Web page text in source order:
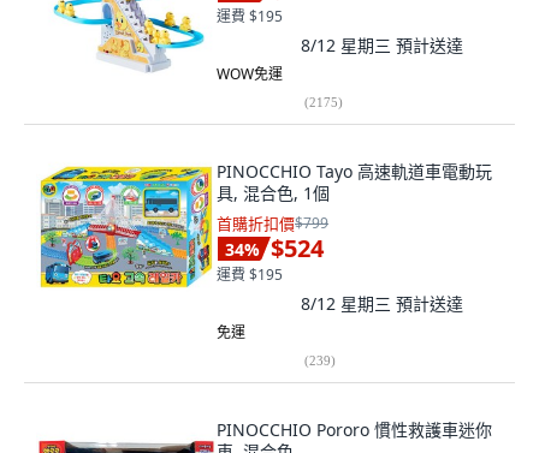
運費 $195
8/12 星期三 預計送達
WOW免運
(2175)
PINOCCHIO Tayo 高速軌道車電動玩
具, 混合色, 1個
首購折扣價$799
34% $524
運費 $195
8/12 星期三 預計送達
免運
(239)
PINOCCHIO Pororo 慣性救護車迷你